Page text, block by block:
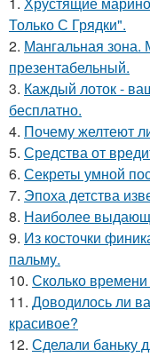
Только С Грядки".
2. Мангальная зона.
презентабельный.
3. Каждый лоток -
бесплатно.
4. Почему желтеют
5. Средства от
6. Секреты умной
7. Эпоха детства
8. Наиболее
9. Из косточки
пальму.
10. Сколько
11. Доводилось ли
красивое?
12. Сделали баньку